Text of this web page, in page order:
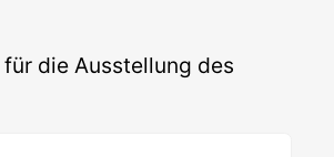
die Ausstellung des